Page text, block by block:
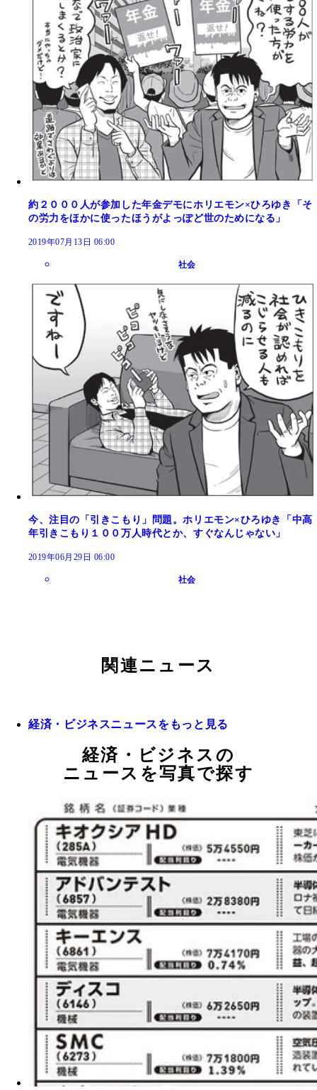
約２０００人が参加した年金デモにホリエモン×ひろゆき「そ
の労力をほかに使ったほうがよっぽど世のためになる」
2019年07月13日 06:00
社会
今、注目の「引きこもり」問題。ホリエモン×ひろゆき「中高
年引きこもり１００万人時代とか、すぐなんじゃない」
2019年06月29日 06:00
社会
関連ニュース
経済・ビジネスニュースをもっと見る
経済・ビジネスの
ニュースを写真で探す